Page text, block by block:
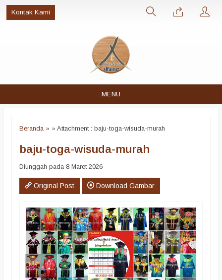
Kontak Kami
MENU
Beranda » » Attachment : baju-toga-wisuda-murah
baju-toga-wisuda-murah
Diunggah pada 8 Maret 2026
Original Post Download Gambar